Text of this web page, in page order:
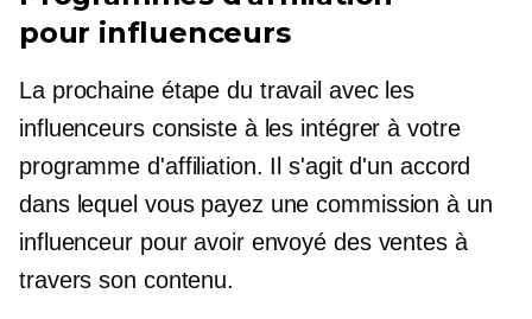
pour influenceurs
La prochaine étape du travail avec les
influenceurs consiste à les intégrer à votre
programme d'affiliation. Il s'agit d'un accord
dans lequel vous payez une commission à un
influenceur pour avoir envoyé des ventes à
travers son contenu.